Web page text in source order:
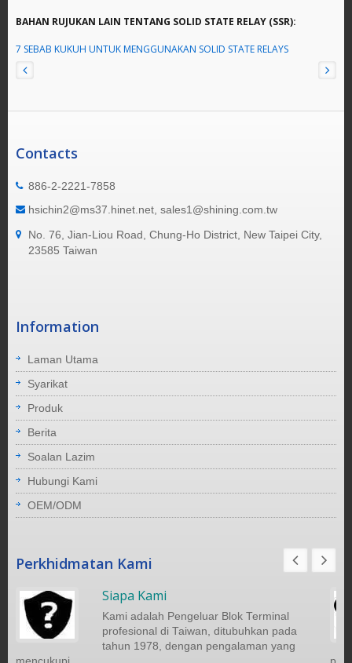
BAHAN RUJUKAN LAIN TENTANG SOLID STATE RELAY (SSR):
7 SEBAB KUKUH UNTUK MENGGUNAKAN SOLID STATE RELAYS
Contacts
886-2-2221-7858
hsichin2@ms37.hinet.net, sales1@shining.com.tw
No. 76, Jian-Liou Road, Chung-Ho District, New Taipei City,
23585 Taiwan
Information
Laman Utama
Syarikat
Produk
Berita
Soalan Lazim
Hubungi Kami
OEM/ODM
Perkhidmatan Kami
Siapa Kami
Kami adalah Pengeluar Blok Terminal
profesional di Taiwan, ditubuhkan pada
tahun 1978, dengan pengalaman yang